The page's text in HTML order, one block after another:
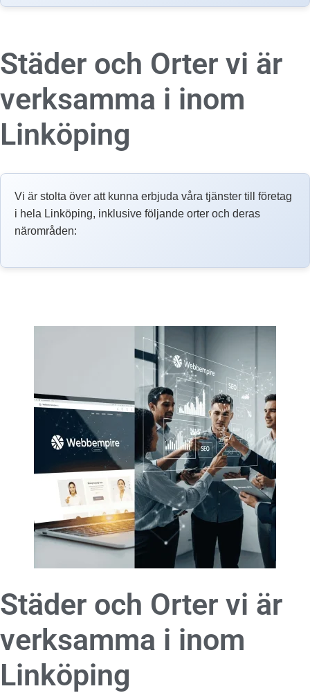
Städer och Orter vi är
verksamma i inom
Linköping
Vi är stolta över att kunna erbjuda våra tjänster till företag
i hela Linköping, inklusive följande orter och deras
närområden:
Städer och Orter vi är
verksamma i inom
Linköping